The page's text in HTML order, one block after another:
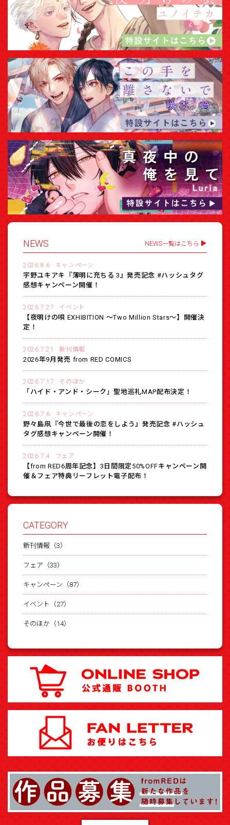
NEWS NEWS一覧はこちら
2026.8.6 キャンペーン
宇野ユキアキ『薄明に充ちる 3』発売記念 #ハッシュタグ
感想キャンペーン開催！
2026.7.27 イベント
【夜明けの唄 EXHIBITION 〜Two Million Stars〜】開催決
定！
2026.7.21 新刊情報
2026年9月発売 from RED COMICS
2026.7.17 そのほか
「ハイド・アンド・シーク」聖地巡礼MAP配布決定！
2026.7.6 キャンペーン
野々島凧『今世で最後の恋をしよう』発売記念 #ハッシュ
タグ感想キャンペーン開催！
2026.7.4 フェア
【from RED6周年記念】3日間限定50%OFFキャンペーン開
催＆フェア特典リーフレット電子配布！
CATEGORY
新刊情報（3）
フェア（33）
キャンペーン（87）
イベント（27）
そのほか（14）